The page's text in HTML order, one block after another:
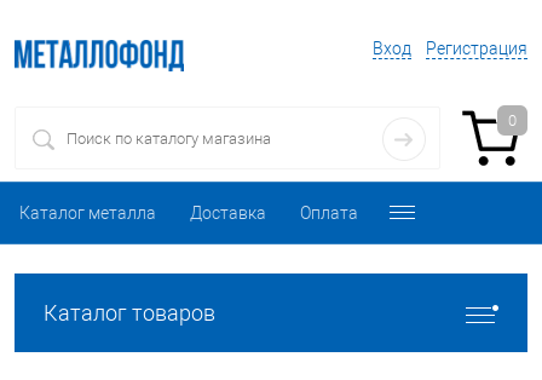
Вход Регистрация
0
Каталог металла Доставка Оплата
Каталог товаров